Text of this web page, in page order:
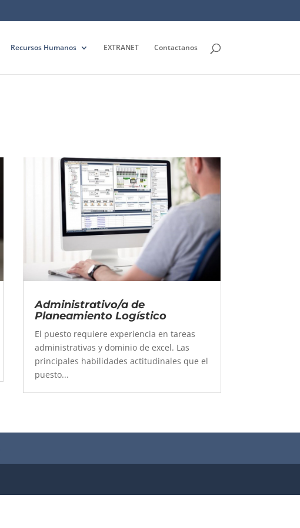
Recursos Humanos EXTRANET Contactanos
Administrativo/a de
Planeamiento Logístico
El puesto requiere experiencia en tareas
administrativas y dominio de excel. Las
principales habilidades actitudinales que el
puesto...